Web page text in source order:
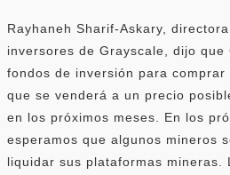
Rayhaneh Sharif-Askary,
inversores de Grayscale, dijo que
fondos de inversión para
que se venderá a un precio
en los próximos meses. En los
esperamos que algunos mineros
liquidar sus plataformas mineras.